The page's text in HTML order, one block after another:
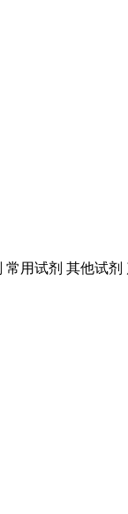
常用试剂 其他试剂